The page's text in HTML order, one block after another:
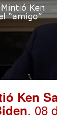
Ken
. 08